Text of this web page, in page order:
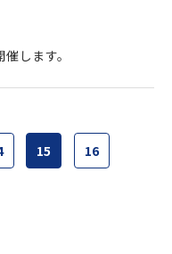
します。
15 16